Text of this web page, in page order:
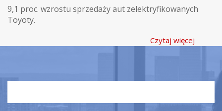
9,1 proc. wzrostu sprzedaży aut zelektryfikowanych
Toyoty.
Czytaj więcej